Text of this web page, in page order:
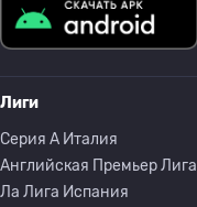
Лиги
Серия A Италия
Английская Премьер Лига
Ла Лига Испания